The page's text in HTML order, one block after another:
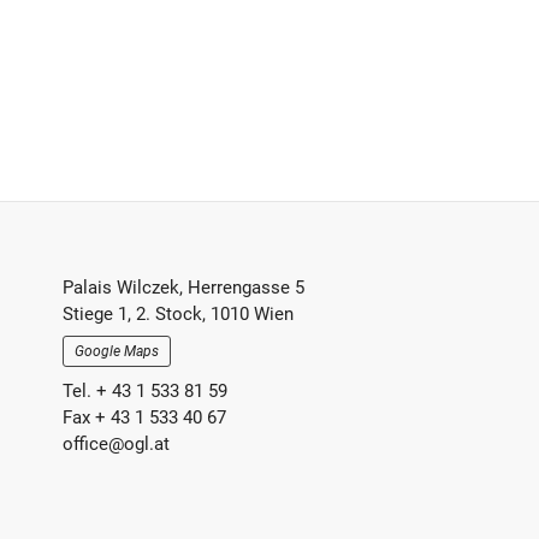
Footer-
Section
Palais Wilczek, Herrengasse 5
Stiege 1, 2. Stock, 1010 Wien
Google Maps
Tel. + 43 1 533 81 59
Fax + 43 1 533 40 67
office@ogl.at